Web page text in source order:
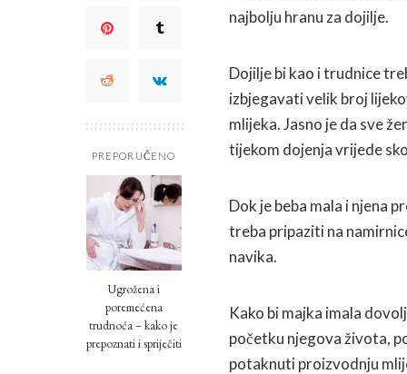
PREPORUČENO
Ugrožena i
poremećena
trudnoća – kako je
prepoznati i spriječiti
najbolju hranu za dojilje.
Dojilje bi kao i trudnice
izbjegavati velik broj
mlijeka. Jasno je da sve
tijekom dojenja vrijede
Dok je beba mala i njena
treba pripaziti na
navika.
Kako bi majka imala
početku njegova života,
potaknuti proizvodnju